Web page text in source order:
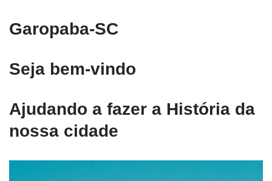
Garopaba-SC
Seja bem-vindo
Ajudando a fazer a História da
nossa cidade